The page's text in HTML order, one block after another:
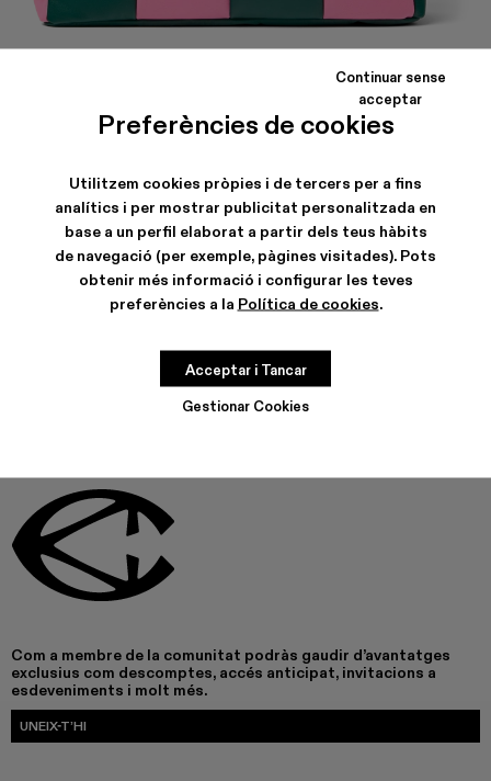
Preferències de cookies
Utilitzem cookies pròpies i de tercers per a fins
analítics i per mostrar publicitat personalitzada en
base a un perfil elaborat a partir dels teus hàbits
de navegació (per exemple, pàgines visitades). Pots
obtenir més informació i configurar les teves
preferències a la Política de cookies.
Gestionar Cookies
Continuar sense
acceptar
Acceptar i Tancar
Bossa de nanses de pell encoixinada de color verd i rosa
CARACTERÍSTIQUES
AQUEST PRODUCTE NO ESTÀ DISPONIBLE EN AQUEST
Com a membre de la comunitat podràs gaudir d’avantatges
exclusius com descomptes, accés anticipat, invitacions a
esdeveniments i molt més.
UNEIX-T’HI